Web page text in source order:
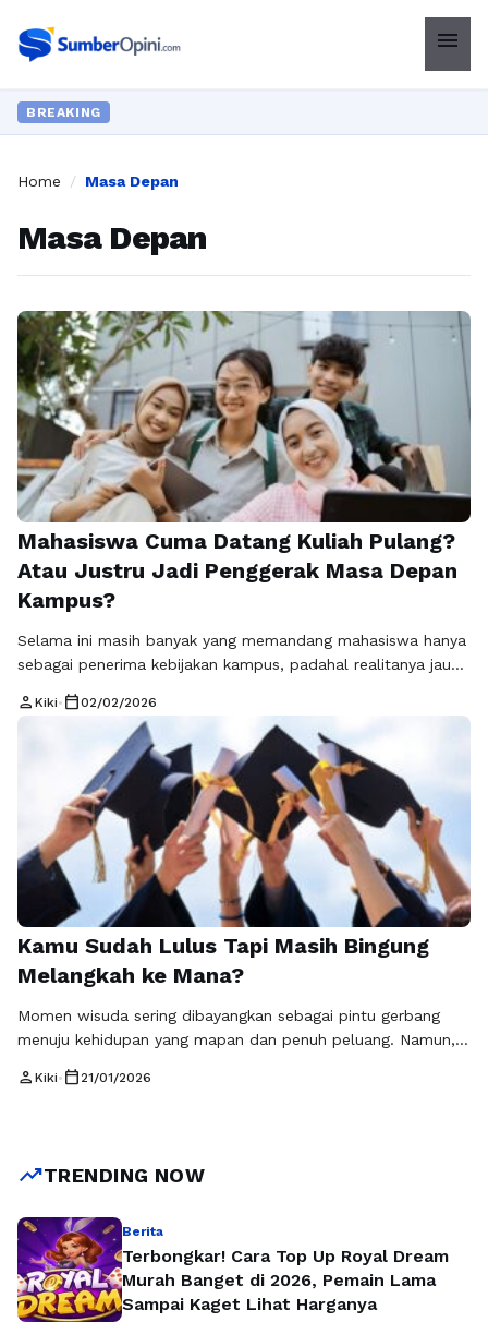
menu
BREAKING
Home / Masa Depan
Masa Depan
Mahasiswa Cuma Datang Kuliah Pulang?
Atau Justru Jadi Penggerak Masa Depan
Kampus?
Selama ini masih banyak yang memandang mahasiswa hanya
sebagai penerima kebijakan kampus, padahal realitanya jauh
kampus bukan sekadar pelengkap, melainkan elemen penting
yang menentukan arah, kualitas, dan dinamika lingkungan
akademik. Mahasiswa berada di posisi unik karena mereka
merasakan langsung sistem pendidikan, fasilitas, hingga
budaya kampus dalam keseharian. Dari pengalaman …Baca
Selengkapnya
person Kiki• calendar_today02/02/2026
Kamu Sudah Lulus Tapi Masih Bingung
Melangkah ke Mana?
Momen wisuda sering dibayangkan sebagai pintu gerbang
menuju kehidupan yang mapan dan penuh peluang. Namun,
justru dihadapkan pada realitas yang tidak selalu ramah.
Selengkapnya
person Kiki• calendar_today 21/01/2026
trending_upTRENDING NOW
Berita
Terbongkar! Cara Top Up Royal Dream
Murah Banget di 2026, Pemain Lama
Sampai Kaget Lihat Harganya